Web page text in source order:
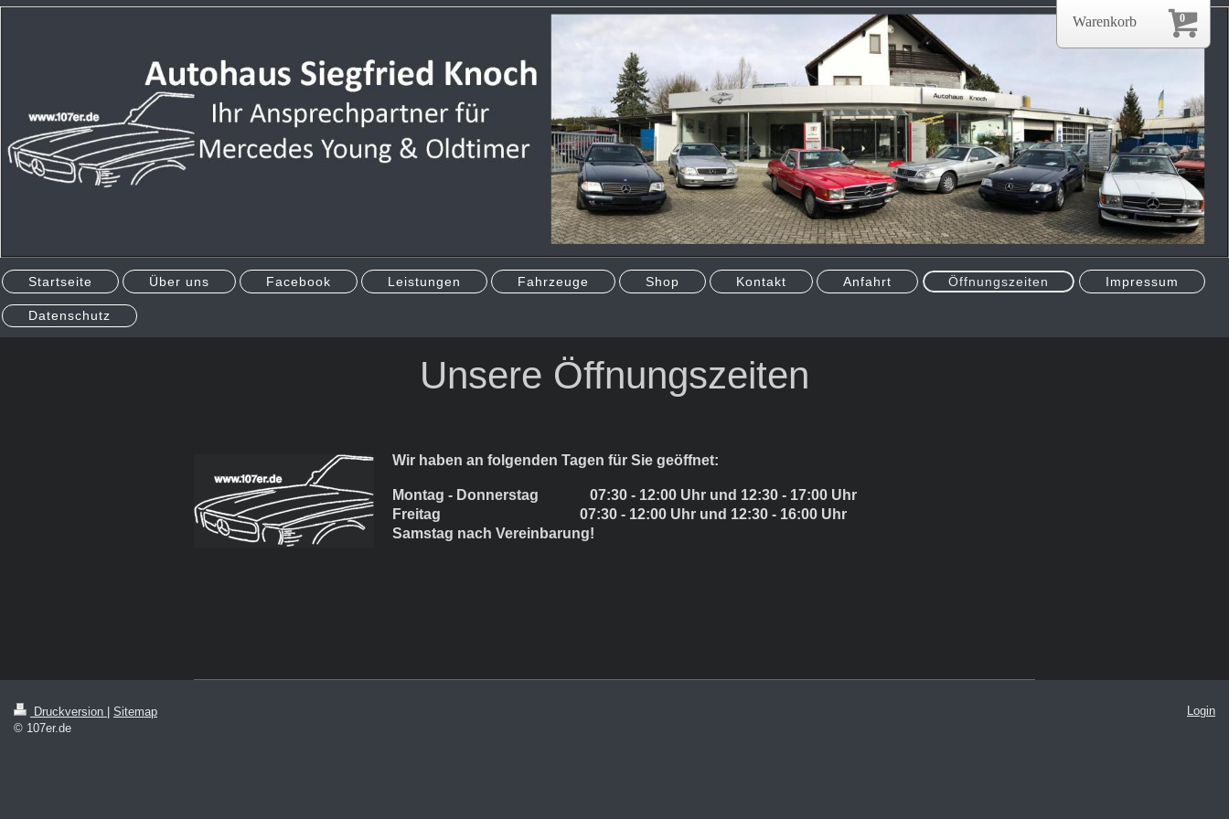
Startseite Über uns Facebook Leistungen Fahrzeuge Shop Kontakt Anfahrt Öffnungszeiten Impressum
Datenschutz
Unsere Öffnungszeiten
Wir haben an folgenden Tagen für Sie geöffnet:
Montag - Donnerstag 07:30 - 12:00 Uhr und 12:30 - 17:00 Uhr
Freitag 07:30 - 12:00 Uhr und 12:30 - 16:00 Uhr
Samstag nach Vereinbarung!
Druckversion
Sitemap
© 107er.de
Login
0
Warenkorb